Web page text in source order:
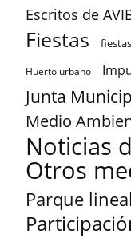
Escritos de
Fiestas
Huerto urbano
Junta
Medio
Noticias
Otros
Parque